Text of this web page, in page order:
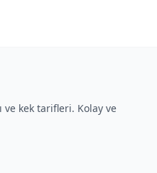
kek tarifleri. Kolay ve